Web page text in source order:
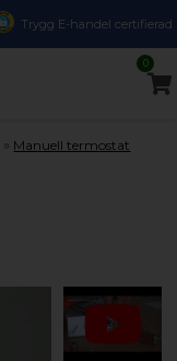
Trygg E-handel certifierad
0
» Manuell termostat